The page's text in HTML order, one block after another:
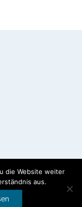
die Website weiter
aus.